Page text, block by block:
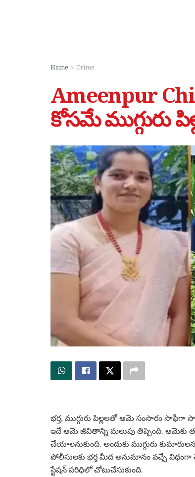
Home Crime
Ameenpur
కోసమే ముగ్గురు
భర్త, ముగ్గురు పిల్లలతో ఆమె సంసారం
ఇదే ఆమె జీవితాన్ని మలుపు తిప్పింది. ఆమెకు
చేయాలనుకుంది‌. అందుకు ముగ్గురు
పోలీసులకు భర్త మీద అనుమానం వచ్చే
స్టేషన్ పరిధిలో చోటుచేసుకుంది.